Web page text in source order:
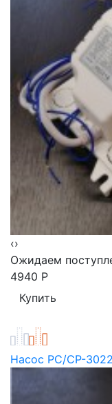
‹›
Ожидаем
4940 Р
Насос PC/CP-